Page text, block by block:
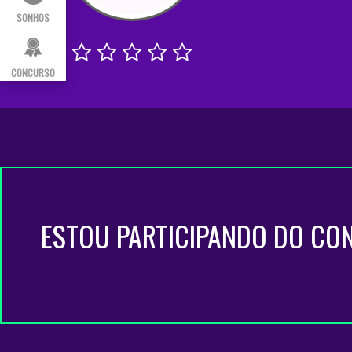
SONHOS
CONCURSO
ESTOU PARTICIPANDO DO